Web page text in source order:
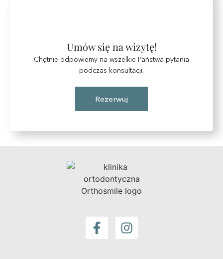
Umów się na wizytę!
Chętnie odpowiemy na wszelkie Państwa pytania
podczas konsultacji.
Rezerwuj